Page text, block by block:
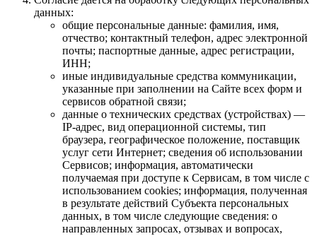
данных:
общие персональные данные: фамилия, имя,
отчество; контактный телефон, адрес электронной
почты; паспортные данные, адрес регистрации,
ИНН;
иные индивидуальные средства коммуникации,
указанные при заполнении на Сайте всех форм и
сервисов обратной связи;
данные о технических средствах (устройствах) —
IP-адрес, вид операционной системы, тип
браузера, географическое положение, поставщик
услуг сети Интернет; сведения об использовании
Сервисов; информация, автоматически
получаемая при доступе к Сервисам, в том числе с
использованием cookies; информация, полученная
в результате действий Субъекта персональных
данных, в том числе следующие сведения: о
направленных запросах, отзывах и вопросах,